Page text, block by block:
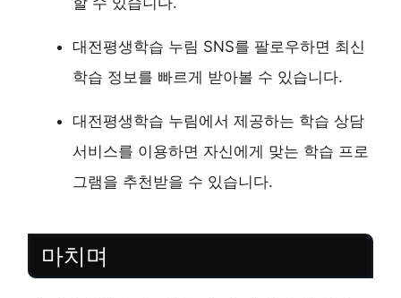
대전평생학습 누림 SNS를 팔로우하면 최신
학습 정보를 빠르게 받아볼 수 있습니다.
대전평생학습 누림에서 제공하는 학습 상담
서비스를 이용하면 자신에게 맞는 학습 프로
그램을 추천받을 수 있습니다.
마치며